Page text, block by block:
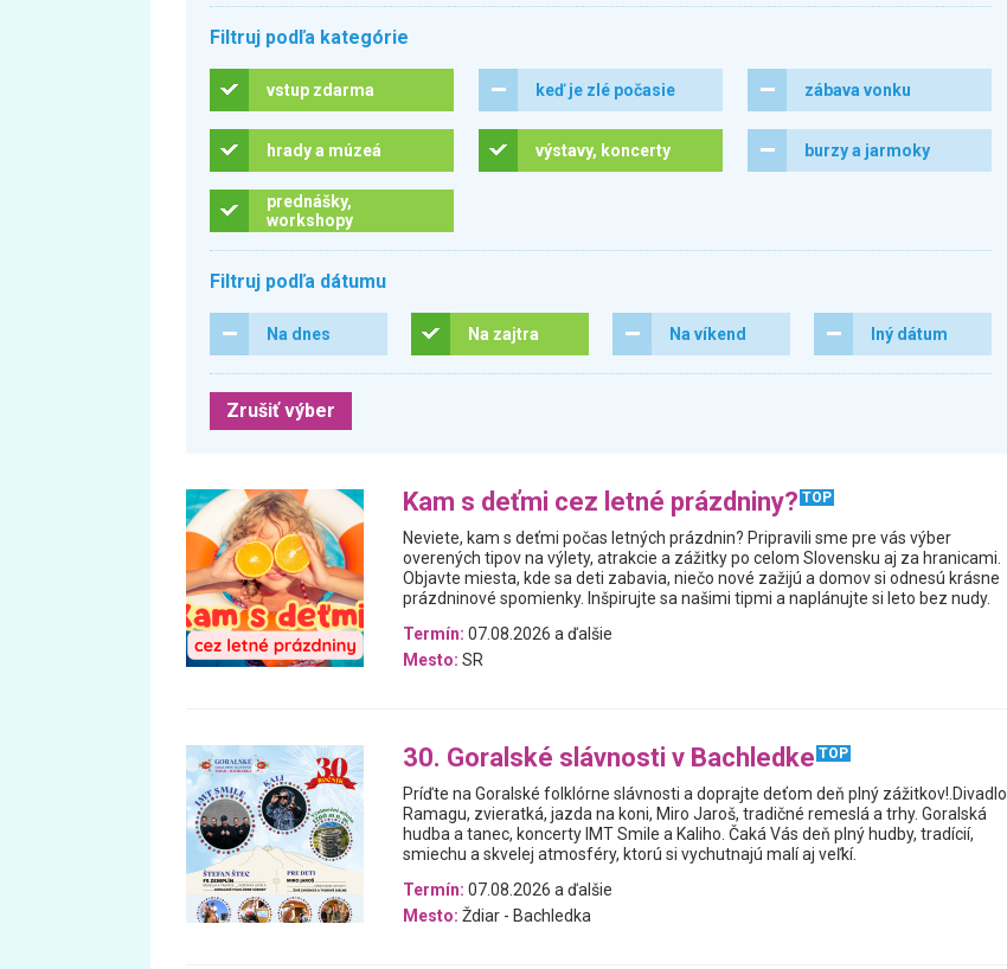
Filtruj podľa kategórie
vstup zdarma keď je zlé počasie zábava vonku
hrady a múzeá výstavy, koncerty burzy a jarmoky
prednášky,
workshopy
Filtruj podľa dátumu
Na dnes Na zajtra Na víkend Iný dátum
Zrušiť výber
Kam s deťmi cez letné prázdniny? TOP
Neviete, kam s deťmi počas letných prázdnin? Pripravili sme pre vás výber
overených tipov na výlety, atrakcie a zážitky po celom Slovensku aj za hranicami.
Objavte miesta, kde sa deti zabavia, niečo nové zažijú a domov si odnesú krásne
prázdninové spomienky. Inšpirujte sa našimi tipmi a naplánujte si leto bez nudy.
Termín: 07.08.2026 a ďalšie
Mesto: SR
30. Goralské slávnosti v Bachledke TOP
Príďte na Goralské folklórne slávnosti a doprajte deťom deň plný zážitkov!.Divadlo
Ramagu, zvieratká, jazda na koni, Miro Jaroš, tradičné remeslá a trhy. Goralská
hudba a tanec, koncerty IMT Smile a Kaliho. Čaká Vás deň plný hudby, tradícií,
smiechu a skvelej atmosféry, ktorú si vychutnajú malí aj veľkí.
Termín: 07.08.2026 a ďalšie
Mesto: Ždiar - Bachledka